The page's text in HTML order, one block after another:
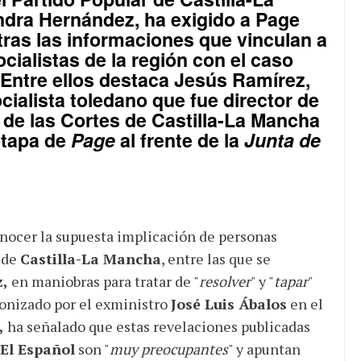
Hernández, ha exigido a Page
las informaciones que vinculan a
de la región con el caso
ellos destaca Jesús Ramírez,
toledano que fue director de
las Cortes de Castilla-La Mancha
de Pageal frente de la Junta de
la supuesta implicación de personas
Castilla-La Mancha, entre las que se
en maniobras para tratar de "resolver" y "tapar"
por el exministroJosé Luis Ábalos en el
ha señalado que estas revelaciones publicadas
El Españolson "muy preocupantes" y apuntan